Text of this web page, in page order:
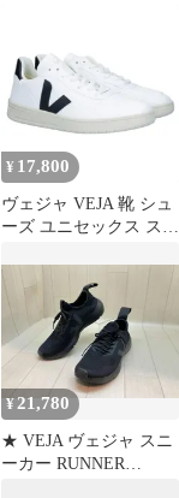
¥ 17,800
ヴェジャ VEJA 靴 シュ
ーズ ユニセックス スニ
ーカー V-10 VX0702901
¥21,780
★ VEJA ヴェジャ スニ
ーカー RUNNER